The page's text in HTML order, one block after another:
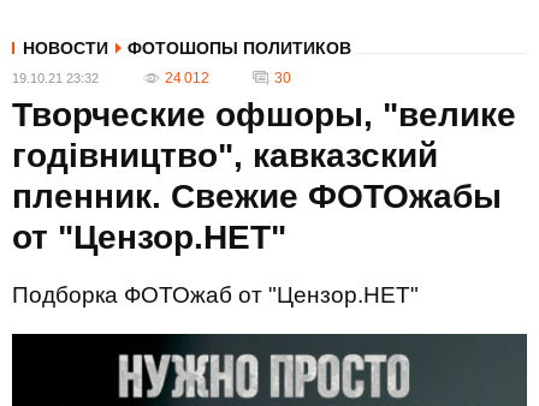
НОВОСТИ ФОТОШОПЫ ПОЛИТИКОВ
19.10.21 23:32 24 012 30
Творческие офшоры, "велике
годівництво", кавказский
пленник. Свежие ФОТОжабы
от "Цензор.НЕТ"
Подборка ФОТОжаб от "Цензор.НЕТ"